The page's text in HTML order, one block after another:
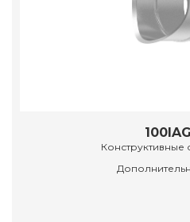
Конструктивные